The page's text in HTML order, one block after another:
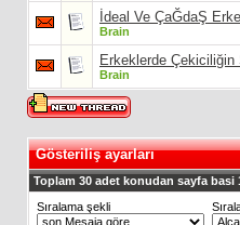
İdeal Ve ÇaĞdaŞ
Brain
Erkeklerde Çekiciliğin
Brain
Gösteriliş ayarları
Toplam 30 adet konudan sayfa
Sıralama şekli